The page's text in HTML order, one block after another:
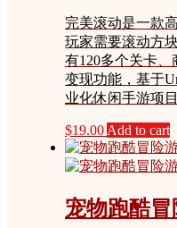
完美滚动是一款
玩家需要滚动方
有120多个关卡
变现功能，基于
业化休闲手游项目
$19.00 Add to cart
宠物跑酷